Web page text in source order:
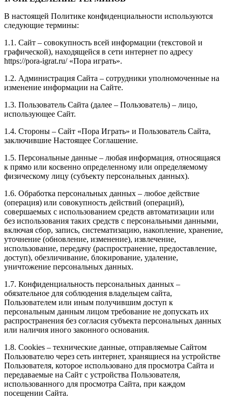
В настоящей Политике конфиденциальности используются
следующие термины:
1.1. Сайт – совокупность всей информации (текстовой и
графической), находящейся в сети интернет по адресу
https://pora-igrat.ru/ «Пора играть».
1.2. Администрация Сайта – сотрудники уполномоченные на
изменение информации на Сайте.
1.3. Пользователь Сайта (далее – Пользователь) – лицо,
использующее Сайт.
1.4. Стороны – Сайт «Пора Играть» и Пользователь Сайта,
заключившие Настоящее Соглашение.
1.5. Персональные данные – любая информация, относящаяся
к прямо или косвенно определенному или определяемому
физическому лицу (субъекту персональных данных).
1.6. Обработка персональных данных – любое действие
(операция) или совокупность действий (операций),
совершаемых с использованием средств автоматизации или
без использования таких средств с персональными данными,
включая сбор, запись, систематизацию, накопление, хранение,
уточнение (обновление, изменение), извлечение,
использование, передачу (распространение, предоставление,
доступ), обезличивание, блокирование, удаление,
уничтожение персональных данных.
1.7. Конфиденциальность персональных данных –
обязательное для соблюдения владельцем сайта,
Пользователем или иным получившим доступ к
персональным данным лицом требование не допускать их
распространения без согласия субъекта персональных данных
или наличия иного законного основания.
1.8. Cookies – технические данные, отправляемые Сайтом
Пользователю через сеть интернет, хранящиеся на устройстве
Пользователя, которое использовано для просмотра Сайта и
передаваемые на Сайт с устройства Пользователя,
использованного для просмотра Сайта, при каждом
посещении Сайта.